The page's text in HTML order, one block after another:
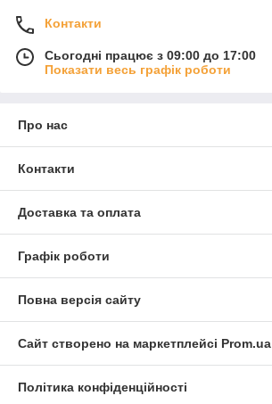
Контакти
Сьогодні працює з 09:00 до 17:00
Показати весь графік роботи
Про нас
Контакти
Доставка та оплата
Графік роботи
Повна версія сайту
Сайт створено на маркетплейсі Prom.ua
Політика конфіденційності